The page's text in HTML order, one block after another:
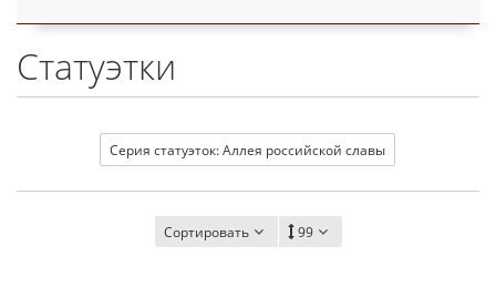
Статуэтки
Серия статуэток: Аллея российской славы
Сортировать 99